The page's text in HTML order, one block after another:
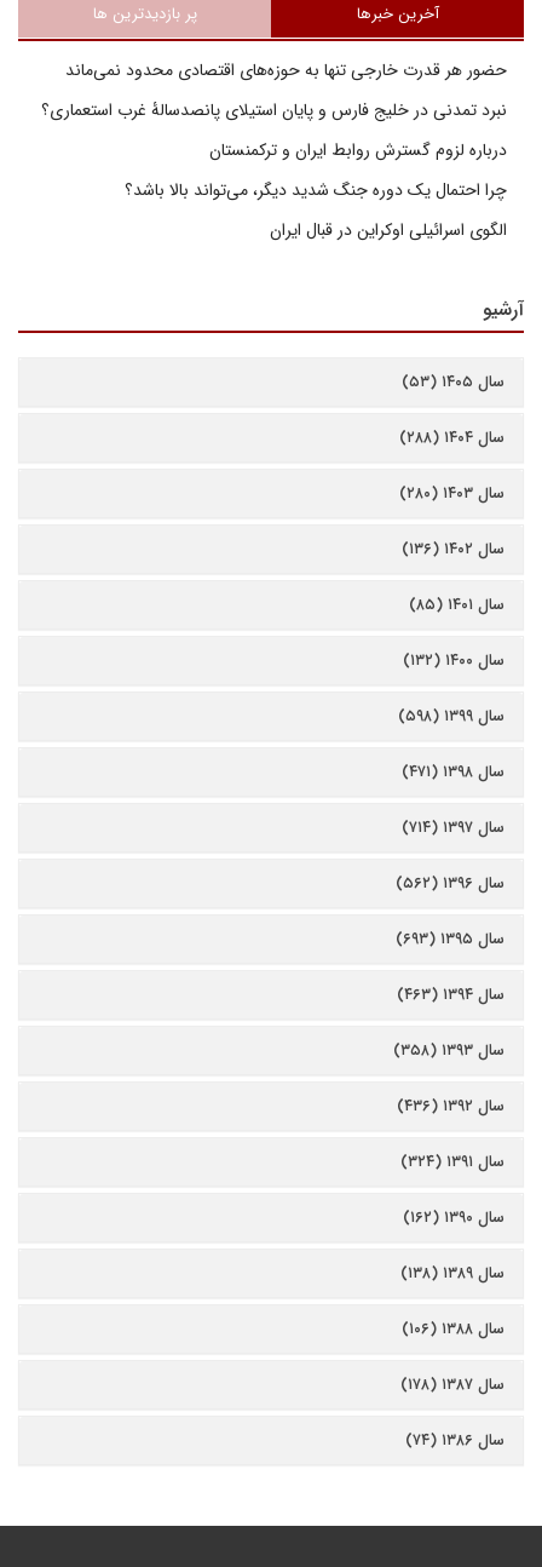
آخرین خبرها پر بازدیدترین ها
حضور هر قدرت خارجی تنها به حوزه‌های اقتصادی محدود نمی‌ماند
نبرد تمدنی در خلیج فارس و پایان استیلای پانصدسالۀ غرب استعماری؟
درباره لزوم گسترش روابط ایران و ترکمنستان
چرا احتمال یک دوره جنگ شدید دیگر، می‌تواند بالا باشد؟
الگوی اسرائیلی اوکراین در قبال ایران
آرشیو
سال ۱۴۰۵ (۵۳)
سال ۱۴۰۴ (۲۸۸)
سال ۱۴۰۳ (۲۸۰)
سال ۱۴۰۲ (۱۳۶)
سال ۱۴۰۱ (۸۵)
سال ۱۴۰۰ (۱۳۲)
سال ۱۳۹۹ (۵۹۸)
سال ۱۳۹۸ (۴۷۱)
سال ۱۳۹۷ (۷۱۴)
سال ۱۳۹۶ (۵۶۲)
سال ۱۳۹۵ (۶۹۳)
سال ۱۳۹۴ (۴۶۳)
سال ۱۳۹۳ (۳۵۸)
سال ۱۳۹۲ (۴۳۶)
سال ۱۳۹۱ (۳۲۴)
سال ۱۳۹۰ (۱۶۲)
سال ۱۳۸۹ (۱۳۸)
سال ۱۳۸۸ (۱۰۶)
سال ۱۳۸۷ (۱۷۸)
سال ۱۳۸۶ (۷۴)